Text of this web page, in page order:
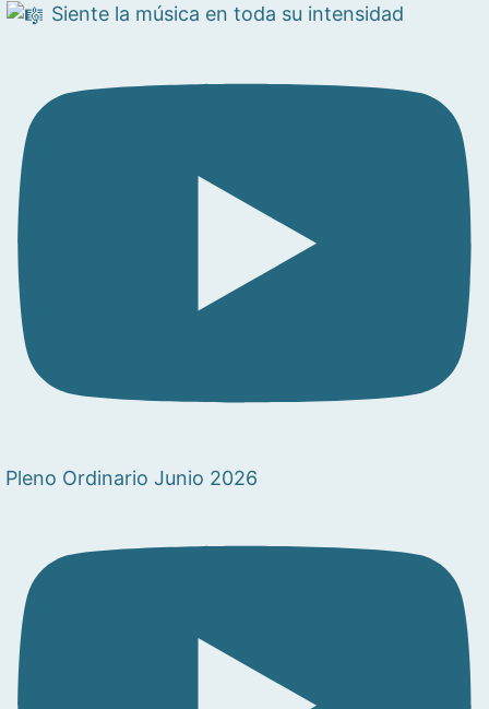
Siente la música en toda su intensidad
Pleno Ordinario Junio 2026